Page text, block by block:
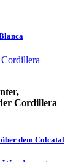
Cordillera
dem Colcatal